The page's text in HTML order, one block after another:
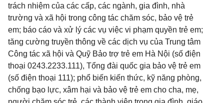
trách nhiệm của các cấp, các ngành, gia đình, nhà
trường và xã hội trong công tác chăm sóc, bảo vệ trẻ
em; báo cáo và xử lý các vụ việc vi phạm quyền trẻ em;
tăng cường truyền thông về các dịch vụ của Trung tâm
Công tác xã hội và Quỹ Bảo trợ trẻ em Hà Nội (số điện
thoại 0243.2233.111), Tổng đài quốc gia bảo vệ trẻ em
(số điện thoại 111); phổ biến kiến thức, kỹ năng phòng,
chống bạo lực, xâm hại và bảo vệ trẻ em cho cha, mẹ,